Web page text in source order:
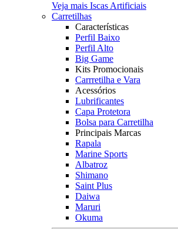
Veja mais Iscas Artificiais
Carretilhas
Características
Perfil Baixo
Perfil Alto
Big Game
Kits Promocionais
Carrretilha e Vara
Acessórios
Lubrificantes
Capa Protetora
Bolsa para Carretilha
Principais Marcas
Rapala
Marine Sports
Albatroz
Shimano
Saint Plus
Daiwa
Maruri
Okuma